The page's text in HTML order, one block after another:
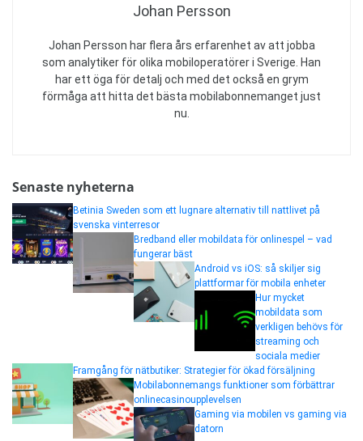
Johan Persson
Johan Persson har flera års erfarenhet av att jobba
som analytiker för olika mobiloperatörer i Sverige. Han
har ett öga för detalj och med det också en grym
förmåga att hitta det bästa mobilabonnemanget just
nu.
Senaste nyheterna
Betinia Sweden som ett lugnare alternativ till nattlivet på
svenska vinterresor
Bredband eller mobildata för onlinespel – vad
fungerar bäst
Android vs iOS: så skiljer sig
plattformar för mobila enheter
Hur mycket
mobildata som
verkligen behövs för
streaming och
sociala medier
Framgång för nätbutiker: Strategier för ökad försäljning
Mobilabonnemangs funktioner som förbättrar
onlinecasinoupplevelsen
Gaming via mobilen vs gaming via
datorn